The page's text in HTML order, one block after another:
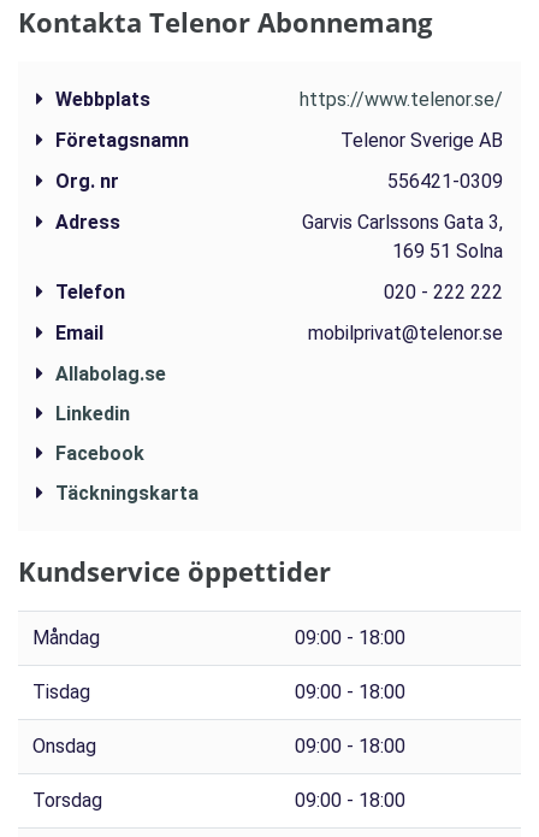
Kontakta Telenor Abonnemang
Webbplats
https://www.telenor.se/
Företagsnamn
Telenor Sverige AB
Org. nr
556421-0309
Adress
Garvis Carlssons Gata 3,
169 51 Solna
Telefon
020 - 222 222
Email
mobilprivat@telenor.se
Allabolag.se
Linkedin
Facebook
Täckningskarta
Kundservice öppettider
Måndag 09:00 - 18:00
Tisdag 09:00 - 18:00
Onsdag 09:00 - 18:00
Torsdag 09:00 - 18:00